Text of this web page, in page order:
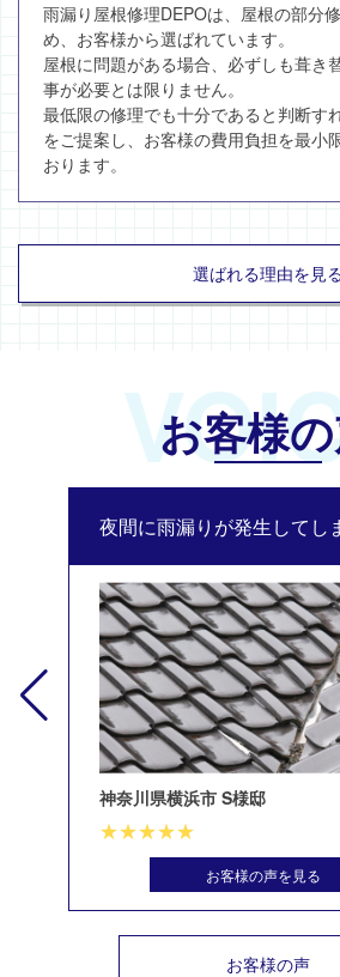
雨漏り屋根修理DEPOは、屋根の部分
め、お客様から選ばれています。
屋根に問題がある場合、必ずしも葺き
事が必要とは限りません。
最低限の修理でも十分であると判断す
をご提案し、お客様の費用負担を最小
おります。
選ばれる理由を見
お客様
夜間に雨漏りが発生してし
神奈川県横浜市 S様邸
お客様の声を見る
お客様の声